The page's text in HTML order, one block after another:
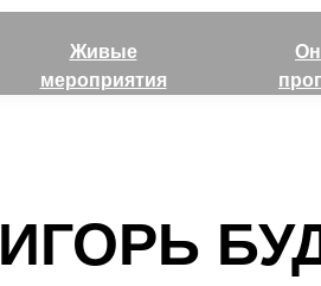
Живые
мероприятия
ИГОРЬ